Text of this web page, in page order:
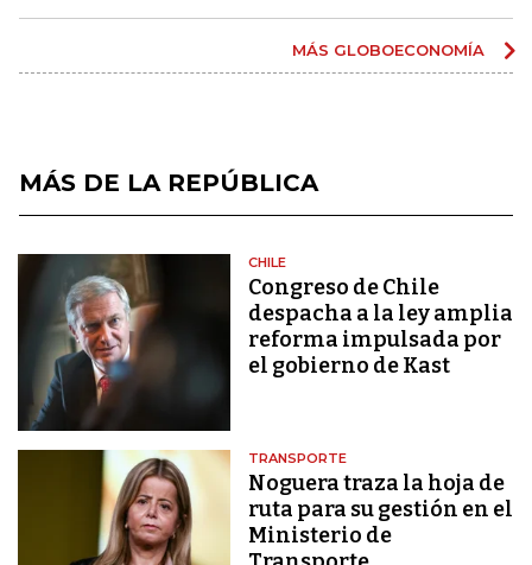
MÁS GLOBOECONOMÍA
MÁS DE LA REPÚBLICA
CHILE
Congreso de Chile
despacha a la ley amplia
reforma impulsada por
el gobierno de Kast
TRANSPORTE
Noguera traza la hoja de
ruta para su gestión en el
Ministerio de